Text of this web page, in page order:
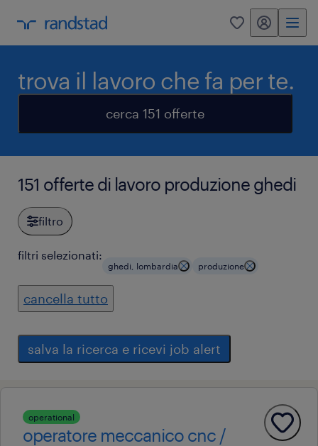
0 my randstad
trova il lavoro che fa per te.
cerca 151 offerte
151 offerte di lavoro produzione ghedi
filtro
filtri selezionati:
ghedi, lombardia produzione
cancella tutto
salva la ricerca e ricevi job alert
operational
operatore meccanico cnc /